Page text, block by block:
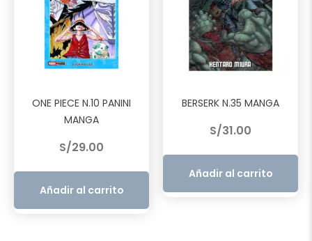
ONE PIECE N.10 PANINI
MANGA
S/29.00
Añadir al carrito
BERSERK N.35 MANGA
S/31.00
Añadir al carrito